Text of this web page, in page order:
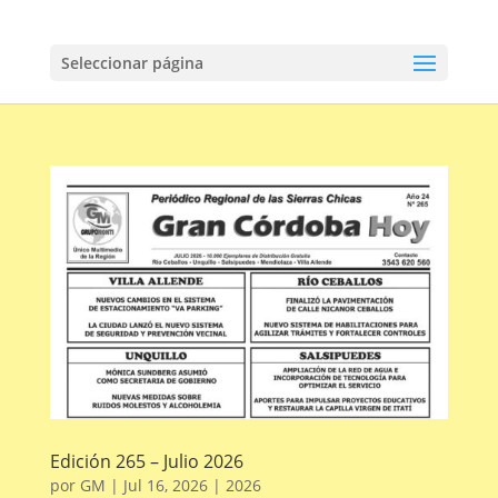
Seleccionar página
Edición 265 – Julio 2026
por GM | Jul 16, 2026| 2026